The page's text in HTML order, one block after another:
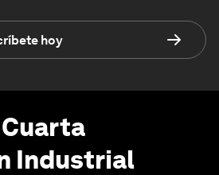
hoy
Cuarta
Industrial